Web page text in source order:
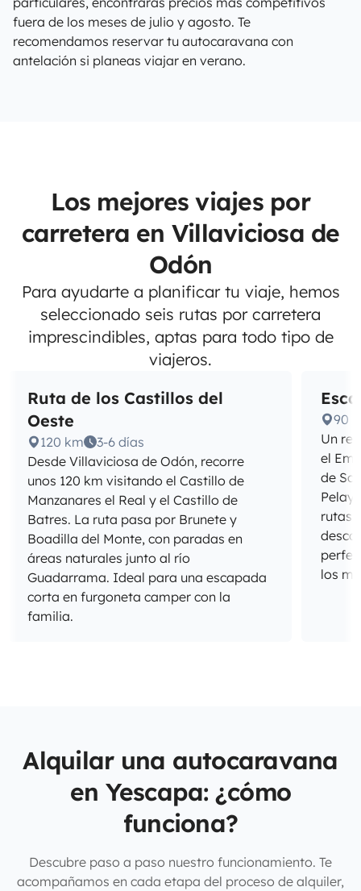
fuera de los meses de julio y agosto. Te
recomendamos reservar tu autocaravana con
antelación si planeas viajar en verano.
Los mejores viajes por
carretera en Villaviciosa de
Odón
Para ayudarte a planificar tu viaje, hemos
seleccionado seis rutas por carretera
imprescindibles, aptas para todo tipo de
viajeros.
Ruta de los Castillos del
Oeste
120 km
3-6 días
Desde Villaviciosa de Odón, recorre
unos 120 km visitando el Castillo de
Manzanares el Real y el Castillo de
Batres. La ruta pasa por Brunete y
Boadilla del Monte, con paradas en
áreas naturales junto al río
Guadarrama. Ideal para una escapada
corta en furgoneta camper con la
familia.
90
Un
el
de
rutas
los
Alquilar una autocaravana
en Yescapa: ¿cómo
funciona?
Descubre paso a paso nuestro funcionamiento. Te
acompañamos en cada etapa del proceso de alquiler,